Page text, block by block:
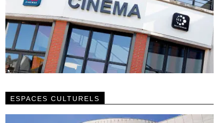
ESPACES CULTURELS